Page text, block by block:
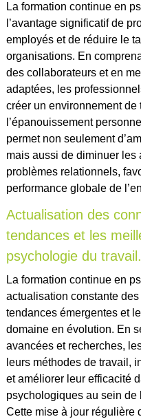
La formation continue en
l’avantage significatif de
employés et de réduire le
organisations. En
des collaborateurs et en
adaptées, les
créer un environnement
l’épanouissement
permet non seulement
mais aussi de diminuer les
problèmes relationnels,
performance globale de
Actualisation des
tendances et les
psychologie du travail.
La formation continue en
actualisation constante
tendances émergentes et
domaine en évolution. En
avancées et recherches,
leurs méthodes de travail,
et améliorer leur efficacité
psychologiques au sein de
Cette mise à jour régulière